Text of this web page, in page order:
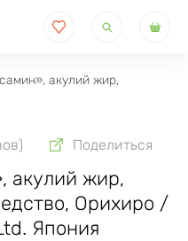
товаров
акулий жир,
Поделиться
акулий жир,
Орихиро /
Япония